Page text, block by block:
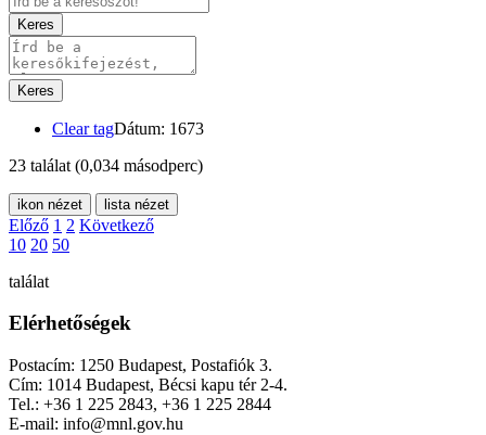
Keres
Keres
Clear tagDátum: 1673
23 találat (0,034 másodperc)
ikon nézet lista nézet
Előző 1 2 Következő
10 20 50
találat
Elérhetőségek
Postacím: 1250 Budapest, Postafiók 3.
Cím: 1014 Budapest, Bécsi kapu tér 2-4.
Tel.: +36 1 225 2843, +36 1 225 2844
E-mail: info@mnl.gov.hu